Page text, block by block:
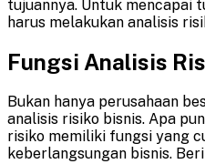
tujuannya. Untuk mencapai
harus melakukan analisis
Fungsi Analisis
Bukan hanya perusahaan
analisis risiko bisnis. Apa
risiko memiliki fungsi yang
keberlangsungan bisnis.